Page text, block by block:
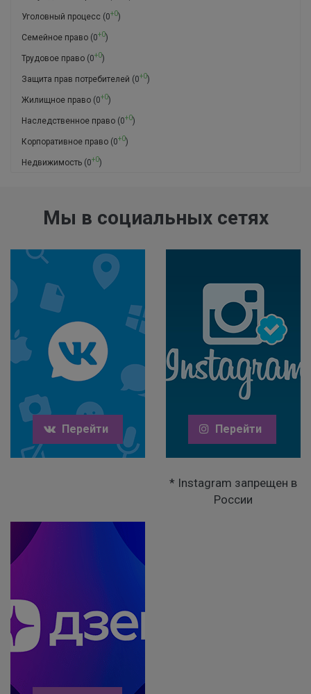
Уголовный процесс (0+0)
Семейное право (0+0)
Трудовое право (0+0)
Защита прав потребителей (0+0)
Жилищное право (0+0)
Наследственное право (0+0)
Корпоративное право (0+0)
Недвижимость (0+0)
Мы в социальных сетях
Перейти Перейти
* Instagram запрещен в
России